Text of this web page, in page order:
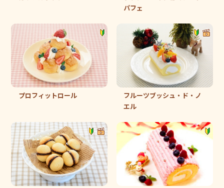
パフェ
プロフィットロール
フルーツブッシュ・ド・ノ
エル